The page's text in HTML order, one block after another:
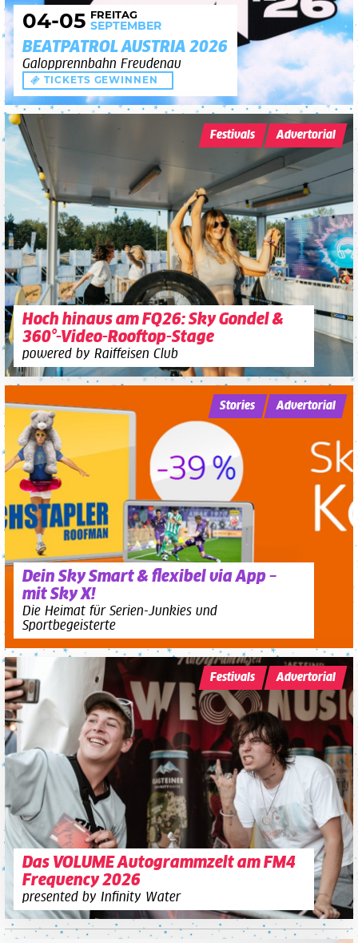
04-05 FREITAG
SEPTEMBER
BEATPATROL AUSTRIA 2026
Galopprennbahn Freudenau
TICKETS GEWINNEN
Hoch hinaus am FQ26: Sky Gondel &
360°-Video-Rooftop-Stage
powered by Raiffeisen Club
Festivals Advertorial
Dein Sky Smart & flexibel via App –
mit Sky X!
Die Heimat für Serien-Junkies und
Sportbegeisterte
Stories Advertorial
Das VOLUME Autogrammzelt am FM4
Frequency 2026
presented by Infinity Water
Festivals Advertorial